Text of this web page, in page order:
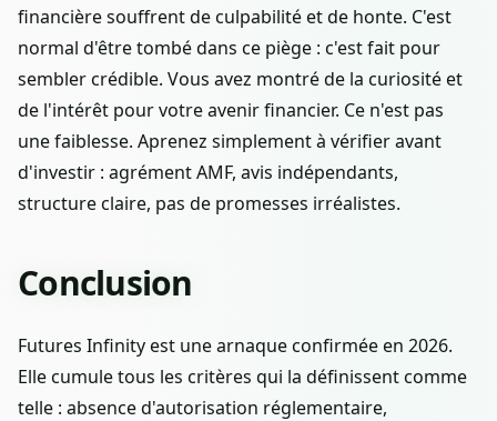
financière souffrent de culpabilité et de honte. C'est
normal d'être tombé dans ce piège : c'est fait pour
sembler crédible. Vous avez montré de la curiosité et
de l'intérêt pour votre avenir financier. Ce n'est pas
une faiblesse. Aprenez simplement à vérifier avant
d'investir : agrément AMF, avis indépendants,
structure claire, pas de promesses irréalistes.
Conclusion
Futures Infinity est une arnaque confirmée en 2026.
Elle cumule tous les critères qui la définissent comme
telle : absence d'autorisation réglementaire,